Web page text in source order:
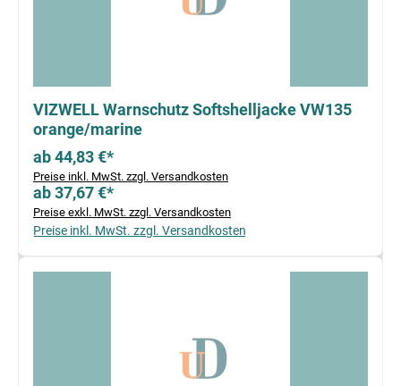
VIZWELL Warnschutz Softshelljacke VW135
orange/marine
ab 44,83 €*
Preise inkl. MwSt. zzgl. Versandkosten
ab 37,67 €*
Preise exkl. MwSt. zzgl. Versandkosten
Preise inkl. MwSt. zzgl. Versandkosten